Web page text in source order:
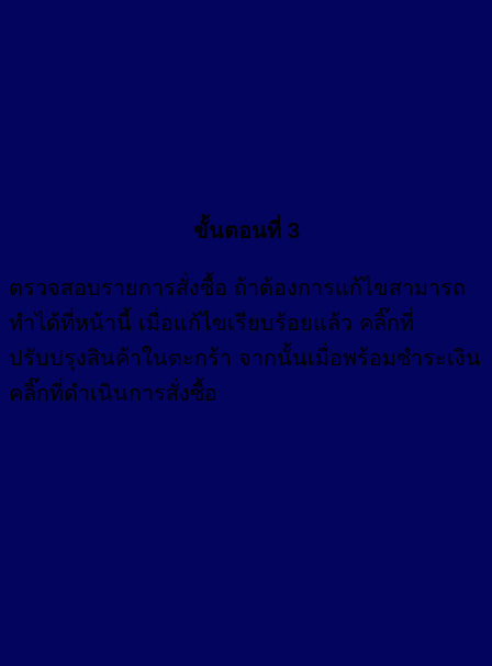
ขั้นตอนที่ 3
ตรวจสอบรายการสั่งซื้อ ถ้าต้องการแก้ไขสามารถ
ทำได้ที่หน้านี้ เมื่อแก้ไขเรียบร้อยแล้ว คลิ๊กที่
ปรับปรุงสินค้าในตะกร้า จากนั้นเมื่อพร้อมชำระเงิน
คลิ๊กที่ดำเนินการสั่งซื้อ